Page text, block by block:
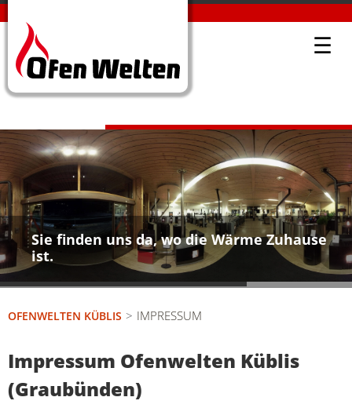
☰
Sie finden uns da, wo die Wärme Zuhause
ist.
OFENWELTEN KÜBLIS IMPRESSUM
Impressum Ofenwelten Küblis
(Graubünden)